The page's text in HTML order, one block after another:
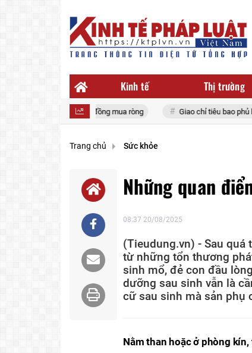
Kinh tế Thị trường
rót gần 500 tỷ đồng mua ròng Giao chỉ tiêu bao phủ bảo hiểm y
Trang chủ Sức khỏe
Những quan
08:37 20/08/2025
(Tieudung.vn) - Sau
từ những tổn thương
sinh mổ, đẻ con đầu
dưỡng sau sinh vẫn là
cữ sau sinh mà sản phụ
Nằm than hoặc ở phòng